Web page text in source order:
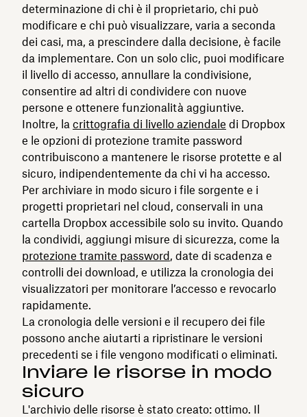
determinazione di chi è il proprietario, chi può
modificare e chi può visualizzare, varia a seconda
dei casi, ma, a prescindere dalla decisione, è facile
da implementare. Con un solo clic, puoi modificare
il livello di accesso, annullare la condivisione,
consentire ad altri di condividere con nuove
persone e ottenere funzionalità aggiuntive.
Inoltre, la crittografia di livello aziendale di Dropbox
e le opzioni di protezione tramite password
contribuiscono a mantenere le risorse protette e al
sicuro, indipendentemente da chi vi ha accesso.
Per archiviare in modo sicuro i file sorgente e i
progetti proprietari nel cloud, conservali in una
cartella Dropbox accessibile solo su invito. Quando
la condividi, aggiungi misure di sicurezza, come la
protezione tramite password, date di scadenza e
controlli dei download, e utilizza la cronologia dei
visualizzatori per monitorare l’accesso e revocarlo
rapidamente.
La cronologia delle versioni e il recupero dei file
possono anche aiutarti a ripristinare le versioni
precedenti se i file vengono modificati o eliminati.
Inviare le risorse in modo
sicuro
L'archivio delle risorse è stato creato: ottimo. Il